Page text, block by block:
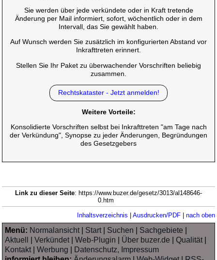
Sie werden über jede verkündete oder in Kraft tretende
Änderung per Mail informiert, sofort, wöchentlich oder in dem
Intervall, das Sie gewählt haben.
Auf Wunsch werden Sie zusätzlich im konfigurierten Abstand vor
Inkrafttreten erinnert.
Stellen Sie Ihr Paket zu überwachender Vorschriften beliebig
zusammen.
Rechtskataster - Jetzt anmelden!
Weitere Vorteile:
Konsolidierte Vorschriften selbst bei Inkrafttreten "am Tage nach
der Verkündung", Synopse zu jeder Änderungen, Begründungen
des Gesetzgebers
Link zu dieser Seite: https://www.buzer.de/gesetz/3013/al148646-
0.htm
Inhaltsverzeichnis Ausdrucken/PDF| nach oben
Menü: Normalansicht| Start| Suchen Sachgebiete
Aktuell
|Verkündet|Web-Plugin Über buzer.de |Qualität|
Kontakt|Werbung
Datenschutz, Impressum